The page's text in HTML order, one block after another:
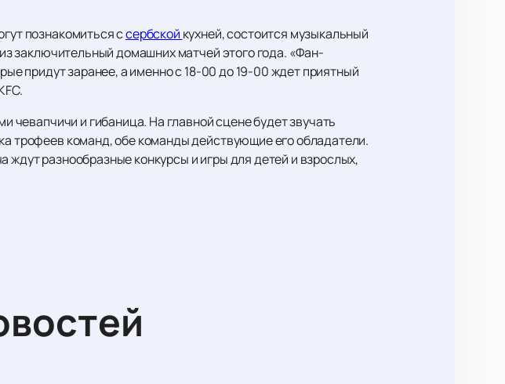
познакомиться ссербской кухней, состоится музыкальный
заключительный домашних матчей этого года. «Фан-
придут заранее, а именно с 18-00 до 19-00 ждет приятный
чевапчичи и гибаница. На главной сцене будет звучать
трофеев команд, обе команды действующие его обладатели.
ждут разнообразные конкурсы и игры для детей и взрослых,